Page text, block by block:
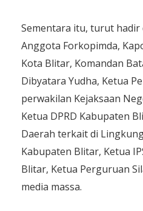
Sementara itu, turut hadir
Anggota Forkopimda,
Kota Blitar, Komandan
Dibyatara Yudha, Ketua
perwakilan Kejaksaan
Ketua DPRD Kabupaten
Daerah terkait di
Kabupaten Blitar, Ketua
Blitar, Ketua Perguruan
media massa.